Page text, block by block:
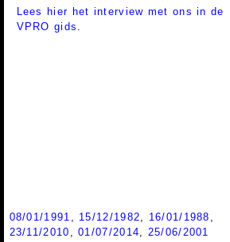
Lees hier het interview met ons in de
VPRO gids.
08/01/1991 15/12/1982 16/01/1988
23/11/2010 ,01/07/2014
25/06/2001